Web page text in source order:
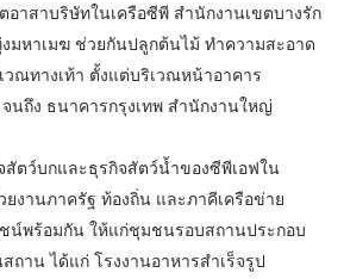
อาสาบริษัทในเครือซีพี สำนักงานเขตบางรัก
มหาเมฆ ช่วยกันปลูกต้นไม้ ทำความสะอาด
ณทางเท้า ตั้งแต่บริเวณหน้าอาคาร
นถึง ธนาคารกรุงเทพ สำนักงานใหญ่
สัตว์บกและธุรกิจสัตว์น้ำของซีพีเอฟใน
งานภาครัฐ ท้องถิ่น และภาคีเครือข่าย
น์พร้อมกัน ให้แก่ชุมชนรอบสถานประกอบ
ถาน ได้แก่ โรงงานอาหารสำเร็จรูป